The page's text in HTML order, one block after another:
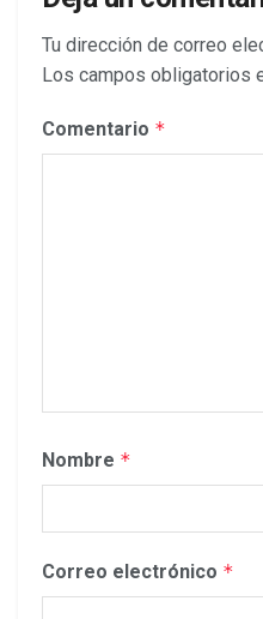
Tu dirección de correo
Los campos obligatorios
Comentario *
Nombre *
Correo electrónico *